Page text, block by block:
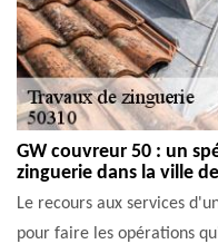
GW couvreur 50 : un
zinguerie dans la ville
Le recours aux services
pour faire les opérations